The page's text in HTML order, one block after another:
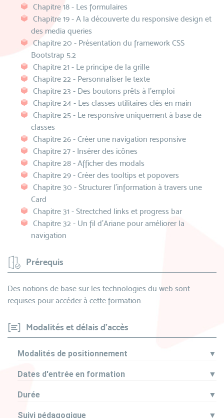
Chapitre 18 - Les formulaires
Chapitre 19 - A la découverte du responsive design et
des media queries
Chapitre 20 - Présentation du framework CSS
Bootstrap 5.2
Chapitre 21 - Le principe de la grille
Chapitre 22 - Personnaliser le texte
Chapitre 23 - Des boutons prêts à l'emploi
Chapitre 24 - Les classes utilitaires clés en main
Chapitre 25 - Le responsive uniquement à base de
classes
Chapitre 26 - Créer une navigation responsive
Chapitre 27 - Insérer des icônes
Chapitre 28 - Afficher des modals
Chapitre 29 - Créer des tooltips et popovers
Chapitre 30 - Structurer l'information à travers une
Card
Chapitre 31 - Strectched links et progress bar
Chapitre 32 - Un fil d'Ariane pour améliorer la
navigation
Prérequis
Des notions de base sur les technologies du web sont
requises pour accéder à cette formation.
Modalités et délais d'accès
Modalités de positionnement ▼
Dates d'entrée en formation ▼
Durée ▼
Suivi pédagogique ▼